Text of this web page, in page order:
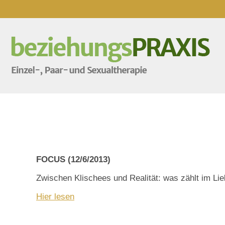
FOCUS (12/6/2013)
Zwischen Klischees und Realität: was zählt im
Hier lesen